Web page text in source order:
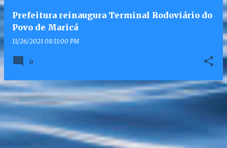
Prefeitura reinaugura Terminal Rodoviário do
Povo de Maricá
11/26/2021 08:11:00 PM
0